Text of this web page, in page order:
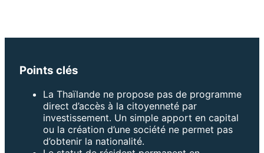
Points clés
La Thaïlande ne propose pas de programme
direct d’accès à la citoyenneté par
investissement. Un simple apport en capital
ou la création d’une société ne permet pas
d’obtenir la nationalité.